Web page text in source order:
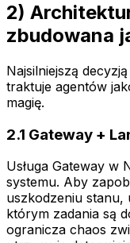
2)
zbudowana
Najsilniejszą
traktuje agentów
magię.
2.1 Gateway +
Usługa Gateway w
systemu. Aby
uszkodzeniu stanu,
którym zadania są
ogranicza chaos